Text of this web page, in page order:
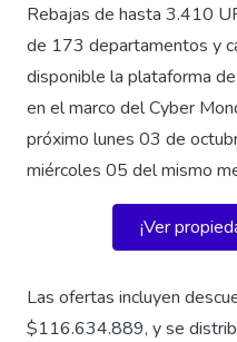
Rebajas de hasta 3.410
de 173 departamentos y
disponible la plataforma
en el marco del Cyber
próximo lunes 03 de
miércoles 05 del mismo
¡Ver
Las ofertas incluyen
$116.634.889, y se